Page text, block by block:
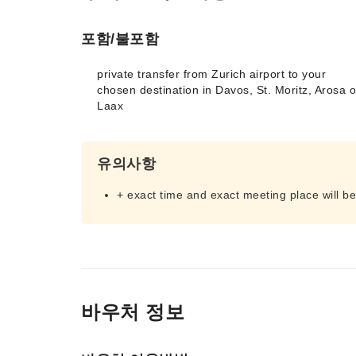
포함/불포함
private transfer from Zurich airport to your
chosen destination in Davos, St. Moritz, Arosa
Laax
유의사항
+ exact time and exact meeting place will
바우처 정보